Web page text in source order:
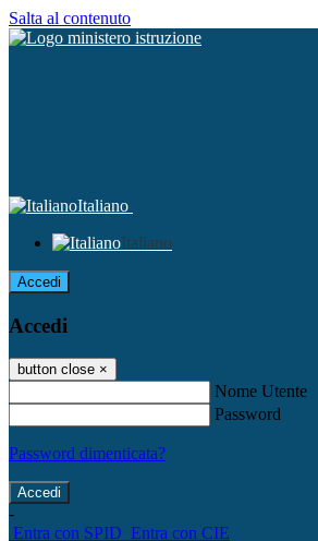
Salta al contenuto
Italiano
Italiano
Accedi
Accedi
button close ×
Nome Utente
Password
Password dimenticata?
-
Entra con SPID Entra con CIE